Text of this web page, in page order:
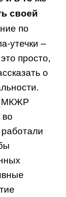
своей
по
утечки –
просто,
о
.
МКЖР